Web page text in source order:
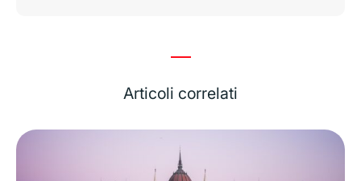
Articoli correlati